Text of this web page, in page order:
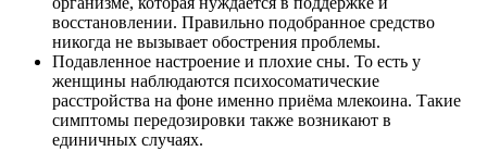
восстановлении. Правильно подобранное средство
никогда не вызывает обострения проблемы.
Подавленное настроение и плохие сны. То есть у
женщины наблюдаются психосоматические
расстройства на фоне именно приёма млекоина. Такие
симптомы передозировки также возникают в
единичных случаях.